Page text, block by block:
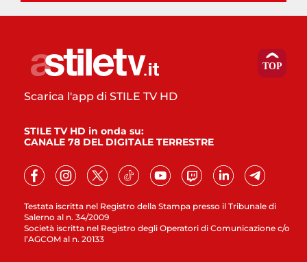
Testata iscritta nel Registro della Stampa presso il Tribunale di
Salerno al n. 34/2009
Società iscritta nel Registro degli Operatori di Comunicazione c/o
l’AGCOM al n. 20133
Scarica l'app di STILE TV HD
STILE TV HD in onda su:
CANALE 78 DEL DIGITALE TERRESTRE